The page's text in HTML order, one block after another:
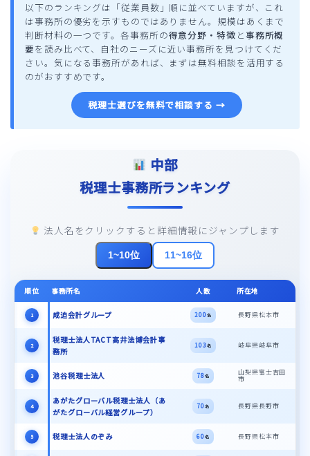
以下のランキングは「従業員数」順に並べていますが、これ
は事務所の優劣を示すものではありません。規模はあくまで
判断材料の一つです。各事務所の得意分野・特徴 と事務所概
要を読み比べて、自社のニーズに近い事務所を見つけてくだ
さい。気になる事務所があれば、まずは無料相談を活用する
のがおすすめです。
税理士選びを無料で相談する →
中部
税理士事務所ランキング
法人名をクリックすると詳細情報にジャンプします
1~10位 11~16位
順位 事務所名 人数 所在地
1 成迫会計グループ 200名 長野県松本市
2
税理士法人TACT高井法博会計事
務所
103名 岐阜県岐阜市
3 池谷税理士法人 78名 山梨県富士吉田
市
4
あがたグローバル税理士法人（あ
がたグローバル経営グループ）
70名 長野県長野市
5 税理士法人のぞみ 60名 長野県松本市